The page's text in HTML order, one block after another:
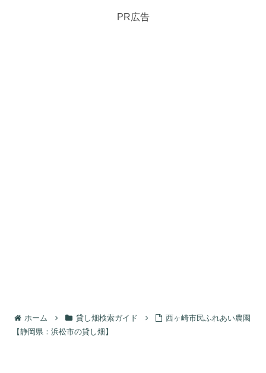
PR広告
ホーム 貸し畑検索ガイド
西ヶ崎市民ふれあい農園
【静岡県：浜松市の貸し畑】